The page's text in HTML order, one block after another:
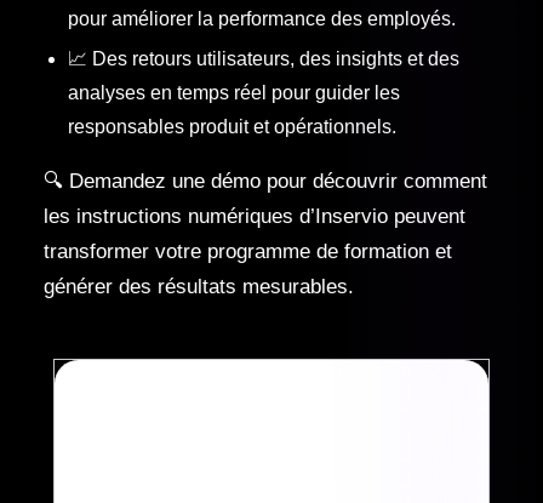
pour améliorer la performance des employés.
📈 Des retours utilisateurs, des insights et des
analyses en temps réel pour guider les
responsables produit et opérationnels.
🔍 Demandez une démo pour découvrir comment
les instructions numériques d’Inservio peuvent
transformer votre programme de formation et
générer des résultats mesurables.